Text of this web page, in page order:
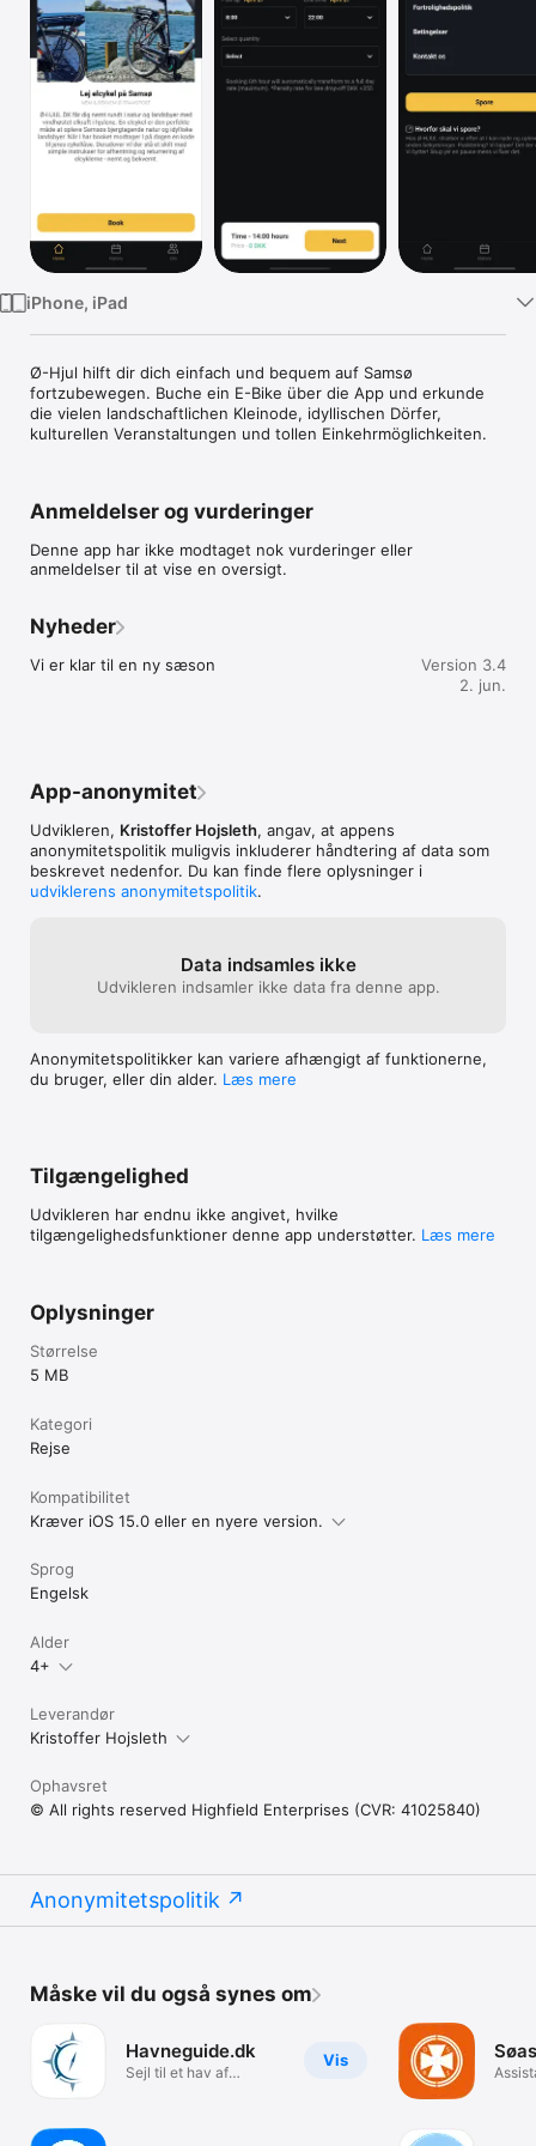
TV
iPhone, iPad
Ø-Hjul hilft dir dich einfach und bequem auf Samsø
fortzubewegen. Buche ein E-Bike über die App und erkunde
die vielen landschaftlichen Kleinode, idyllischen Dörfer,
kulturellen Veranstaltungen und tollen Einkehrmöglichkeiten.
Anmeldelser og vurderinger
Denne app har ikke modtaget nok vurderinger eller
anmeldelser til at vise en oversigt.
Nyheder
Vi er klar til en ny sæson
Version 3.4
2. jun.
App-anonymitet
Udvikleren, Kristoffer Hojsleth, angav, at appens
anonymitetspolitik muligvis inkluderer håndtering af data som
beskrevet nedenfor. Du kan finde flere oplysninger i
udviklerens anonymitetspolitik.
Data indsamles ikke
Udvikleren indsamler ikke data fra denne app.
Anonymitetspolitikker kan variere afhængigt af funktionerne,
du bruger, eller din alder. Læs mere
Tilgængelighed
Udvikleren har endnu ikke angivet, hvilke
tilgængelighedsfunktioner denne app understøtter. Læs mere
Oplysninger
Størrelse
5 MB
Kategori
Rejse
Kompatibilitet
Kræver iOS 15.0 eller en nyere version.
Sprog
Engelsk
Alder
4+
Leverandør
Kristoffer Hojsleth
Ophavsret
© All rights reserved Highfield Enterprises (CVR: 41025840)
Anonymitetspolitik
Måske vil du også synes om
Vis
Havneguide.dk
Sejl til et hav af